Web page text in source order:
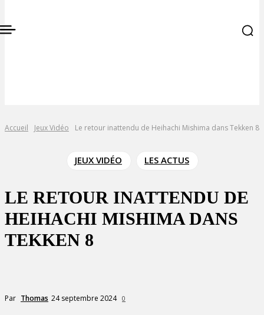
Accueil Jeux Vidéo Le retour inattendu de Heihachi Mishima dans Tekken 8
JEUX VIDÉO LES ACTUS
LE RETOUR INATTENDU DE
HEIHACHI MISHIMA DANS
TEKKEN 8
Par Thomas 24 septembre 2024 0